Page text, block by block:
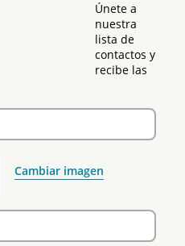
Únete a
nuestra
lista de
contactos y
recibe las
Cambiar imagen